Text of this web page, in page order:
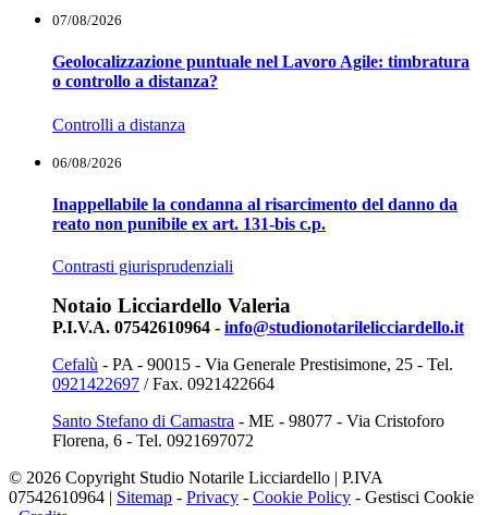
07/08/2026
Geolocalizzazione puntuale nel Lavoro Agile: timbratura
o controllo a distanza?
Controlli a distanza
06/08/2026
Inappellabile la condanna al risarcimento del danno da
reato non punibile ex art. 131-bis c.p.
Contrasti giurisprudenziali
Notaio Licciardello Valeria
P.I.V.A. 07542610964 - info@studionotarilelicciardello.it
Cefalù - PA - 90015 - Via Generale Prestisimone, 25 - Tel.
0921422697 / Fax. 0921422664
Santo Stefano di Camastra - ME - 98077 - Via Cristoforo
Florena, 6 - Tel. 0921697072
© 2026 Copyright Studio Notarile Licciardello | P.IVA
07542610964 | Sitemap - Privacy - Cookie Policy - Gestisci Cookie